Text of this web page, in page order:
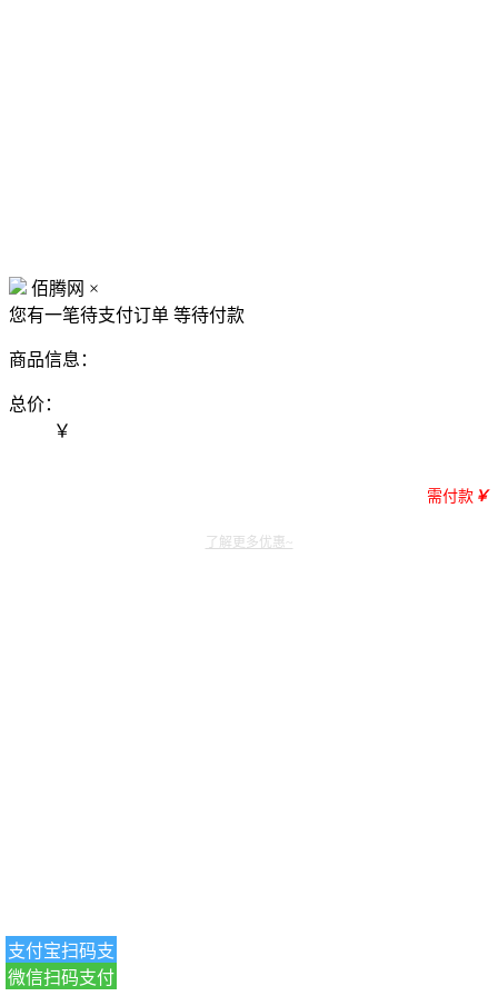
佰腾网 ×
您有一笔待支付订单 等待付款
商品信息：
总价：
￥
需付款 ￥
支付宝扫码支
付
微信扫码支付
了解更多优惠~